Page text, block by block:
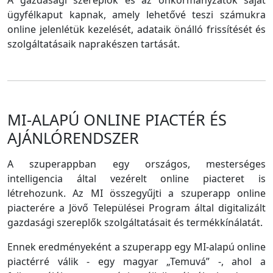
ügyfélkaput kapnak, amely lehetővé teszi számukra
online jelenlétük kezelését, adataik önálló frissítését és
szolgáltatásaik naprakészen tartását.
MI-ALAPÚ ONLINE PIACTÉR ÉS
AJÁNLÓRENDSZER
A szuperappban egy országos, mesterséges
intelligencia által vezérelt online piacteret is
létrehozunk. Az MI összegyűjti a szuperapp online
piacterére a Jövő Települései Program által digitalizált
gazdasági szereplők szolgáltatásait és termékkínálatát.
Ennek eredményeként a szuperapp egy MI-alapú online
piactérré válik - egy magyar „Temuvá” -, ahol a